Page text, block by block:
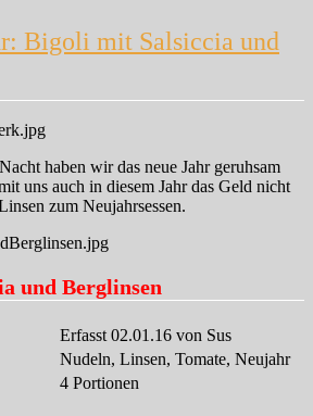
Bigoli mit Salsiccia und
haben wir das neue Jahr geruhsam
uns auch in diesem Jahr das Geld nicht
zum Neujahrsessen.
und Berglinsen
Erfasst 02.01.16 von Sus
Nudeln, Linsen, Tomate, Neujahr
4 Portionen